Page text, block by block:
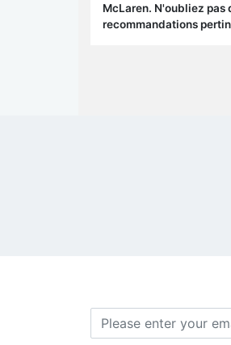
McLaren. N'oubliez
recommandations